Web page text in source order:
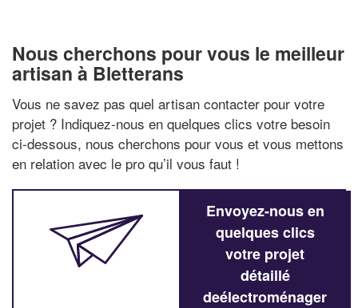
Nous cherchons pour vous le meilleur
artisan à Bletterans
Vous ne savez pas quel artisan contacter pour votre
projet ? Indiquez-nous en quelques clics votre besoin
ci-dessous, nous cherchons pour vous et vous mettons
en relation avec le pro qu’il vous faut !
Envoyez-nous en
quelques clics
votre projet
détaillé
deélectroménager